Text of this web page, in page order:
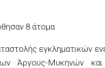
8 άτομα
εγκληματικών
Άργους-Μυκηνών και